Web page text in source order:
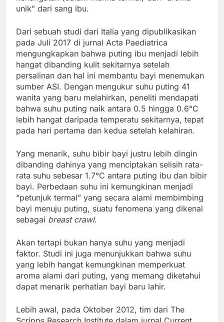
unik” dari sang ibu.
Dari sebuah studi dari Italia yang dipublikasikan
pada Juli 2017 di jurnal Acta Paediatrica
mengungkapkan bahwa puting ibu menjadi lebih
hangat dibanding kulit sekitarnya setelah
persalinan dan hal ini membantu bayi menemukan
sumber ASI. Dengan mengukur suhu puting 41
wanita yang baru melahirkan, peneliti mendapati
bahwa suhu puting naik antara 0.5 hingga 0.6°C
lebih hangat daripada temperatu sekitarnya, tepat
pada hari pertama dan kedua setelah kelahiran.
Yang menarik, suhu bibir bayi justru lebih dingin
dibanding dahinya yang menciptakan selisih rata-
rata suhu sebesar 1.7°C antara puting ibu dan bibir
bayi. Perbedaan suhu ini kemungkinan menjadi
“petunjuk termal” yang secara alami membimbing
bayi menuju puting, suatu fenomena yang dikenal
sebagai breast crawl.
Akan tertapi bukan hanya suhu yang menjadi
faktor. Studi ini juga menunjukkan bahwa suhu
yang lebih hangat kemungkinan memperkuat
aroma alami dari puting, yang memang diketahui
dapat menarik perhatian bayi baru lahir.
Lebih awal, pada Oktober 2012, tim dari The